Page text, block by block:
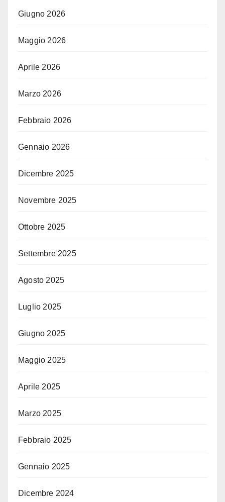
Giugno 2026
Maggio 2026
Aprile 2026
Marzo 2026
Febbraio 2026
Gennaio 2026
Dicembre 2025
Novembre 2025
Ottobre 2025
Settembre 2025
Agosto 2025
Luglio 2025
Giugno 2025
Maggio 2025
Aprile 2025
Marzo 2025
Febbraio 2025
Gennaio 2025
Dicembre 2024